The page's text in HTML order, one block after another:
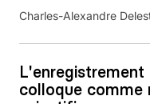
Charles-Alexandre
colloque comme